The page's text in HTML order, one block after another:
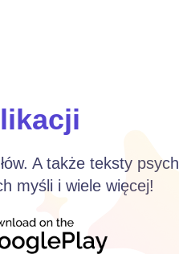
A także teksty
myśli i wiele więcej!